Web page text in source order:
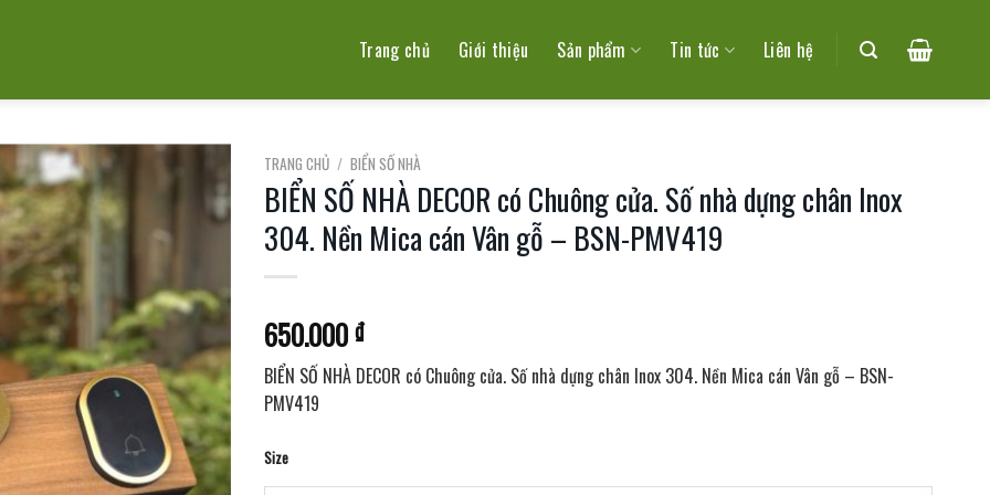
Trang chủ Giới thiệu Sản phẩm Tin tức Liên hệ
TRANG CHỦ / BIỂN SỐ NHÀ
BIỂN SỐ NHÀ DECOR có Chuông cửa. Số nhà dựng chân Inox
304. Nền Mica cán Vân gỗ – BSN-PMV419
650.000 ₫
BIỂN SỐ NHÀ DECOR có Chuông cửa. Số nhà dựng chân Inox 304. Nền Mica cán Vân gỗ – BSN-
PMV419
Size